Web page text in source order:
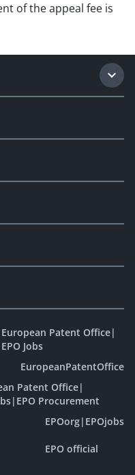
of the appeal fee is
European Patent Office|
EPO Jobs
EuropeanPatentOffice
Patent Office|
| EPO Procurement
EPOorg| EPOjobs
EPO official